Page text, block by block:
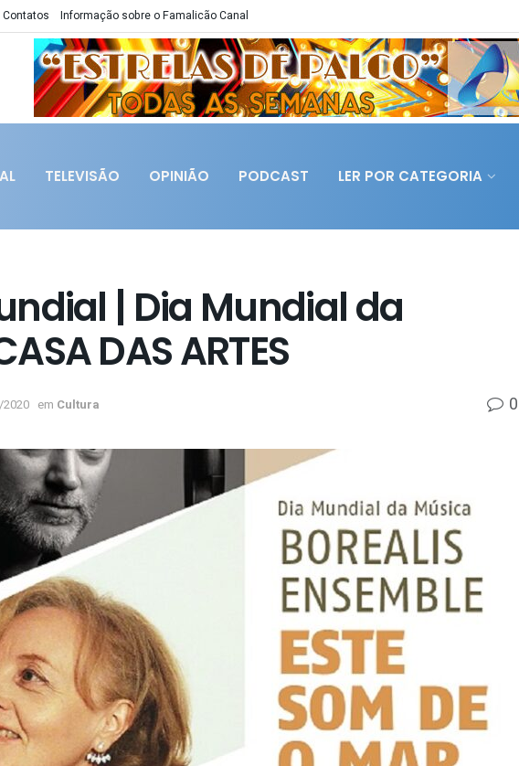
Contatos Informação sobre o Famalicão Canal
TELEVISÃO OPINIÃO PODCAST LER POR CATEGORIA
| Dia Mundial da
DAS ARTES
em Cultura 0